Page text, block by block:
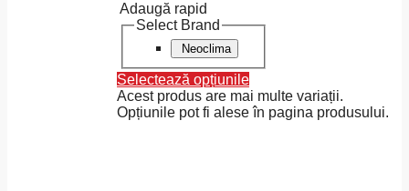
Adaugă rapid
Select Brand
Neoclima
Selectează opțiunile
Acest produs are mai multe variații.
Opțiunile pot fi alese în pagina produsului.